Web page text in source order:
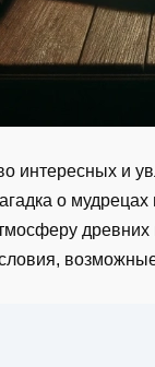
интересных и
о